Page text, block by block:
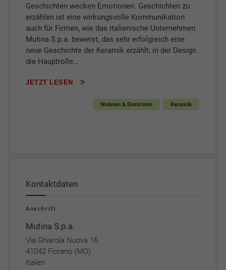
Geschichten wecken Emotionen. Geschichten zu
erzählen ist eine wirkungsvolle Kommunikation
auch für Firmen, wie das italienische Unternehmen
Mutina S.p.a. beweist, das sehr erfolgreich eine
neue Geschichte der Keramik erzählt, in der Design
die Hauptrolle…
JETZT LESEN
Wohnen & Einrichten Keramik
Kontaktdaten
Anschrift:
Mutina S.p.a.
Via Ghiarola Nuova 16
41042 Fiorano (MO)
Italien